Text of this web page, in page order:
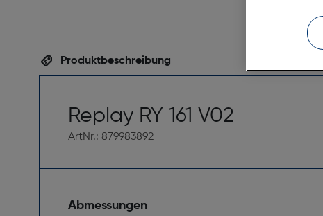
Produktbeschreibung
Replay RY 161 V02
ArtNr.: 879983892
Abmessungen